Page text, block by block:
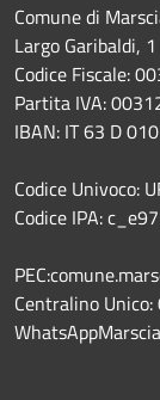
Comune di
Largo Garibaldi,
Codice Fiscale:
Partita IVA:
IBAN: IT 63 D
Codice Univoco:
Codice IPA:
Centralino